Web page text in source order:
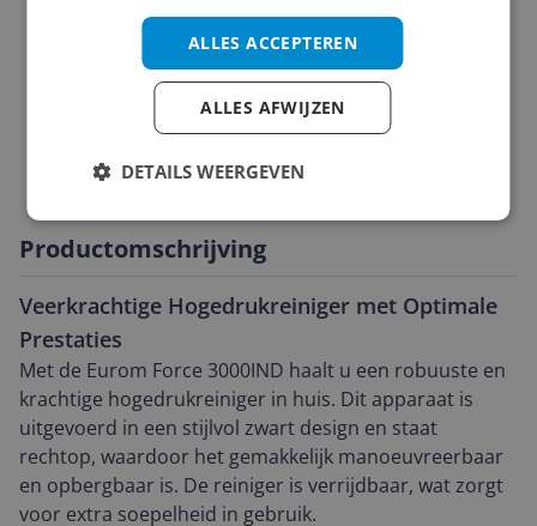
Overige kenmerken
Productafmetingen
Technisch
Technische specificaties
Productomschrijving
Veerkrachtige Hogedrukreiniger met Optimale
Prestaties
Met de Eurom Force 3000IND haalt u een robuuste en
krachtige hogedrukreiniger in huis. Dit apparaat is
uitgevoerd in een stijlvol zwart design en staat
rechtop, waardoor het gemakkelijk manoeuvreerbaar
en opbergbaar is. De reiniger is verrijdbaar, wat zorgt
voor extra soepelheid in gebruik.
ALLES ACCEPTEREN
ALLES AFWIJZEN
DETAILS WEERGEVEN